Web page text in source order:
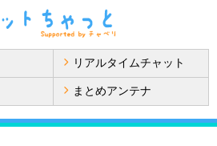
リアルタイムチャット
まとめアンテナ